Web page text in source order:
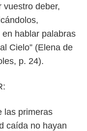
vuestro deber,
hablar palabras
Cielo” (Elena de
p. 24).
las primeras
caída no hayan